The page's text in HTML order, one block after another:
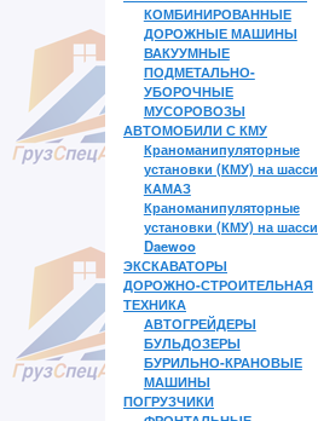
КОМБИНИРОВАННЫЕ
ДОРОЖНЫЕ МАШИНЫ
ВАКУУМНЫЕ
ПОДМЕТАЛЬНО-
УБОРОЧНЫЕ
МУСОРОВОЗЫ
АВТОМОБИЛИ С КМУ
Краноманипуляторные
установки (КМУ) на шасси
КАМАЗ
Краноманипуляторные
установки (КМУ) на шасси
Daewoo
ЭКСКАВАТОРЫ
ДОРОЖНО-СТРОИТЕЛЬНАЯ
ТЕХНИКА
АВТОГРЕЙДЕРЫ
БУЛЬДОЗЕРЫ
БУРИЛЬНО-КРАНОВЫЕ
МАШИНЫ
ПОГРУЗЧИКИ